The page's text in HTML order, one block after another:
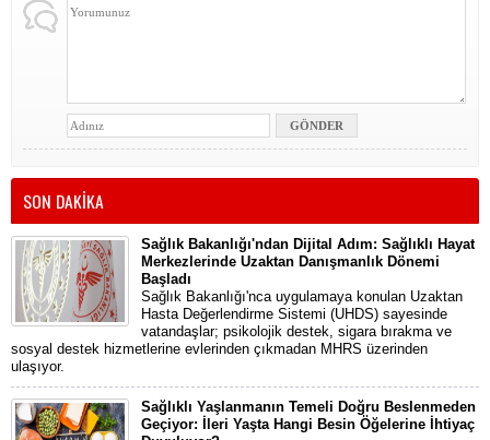
SON DAKİKA
Sağlık Bakanlığı'ndan Dijital Adım: Sağlıklı Hayat
Merkezlerinde Uzaktan Danışmanlık Dönemi
Başladı
Sağlık Bakanlığı'nca uygulamaya konulan Uzaktan
Hasta Değerlendirme Sistemi (UHDS) sayesinde
vatandaşlar; psikolojik destek, sigara bırakma ve
sosyal destek hizmetlerine evlerinden çıkmadan MHRS üzerinden
ulaşıyor.
Sağlıklı Yaşlanmanın Temeli Doğru Beslenmeden
Geçiyor: İleri Yaşta Hangi Besin Öğelerine İhtiyaç